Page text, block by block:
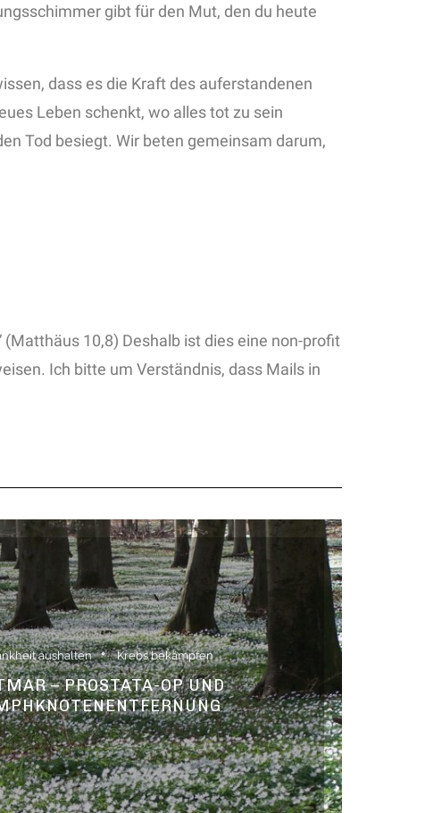
gibt für den Mut, den du heute
dass es die Kraft des auferstandenen
Leben schenkt, wo alles tot zu sein
Tod besiegt. Wir beten gemeinsam darum,
10,8) Deshalb ist dies eine non-profit
Ich bitte um Verständnis, dass Mails in
aushalten Krebs bekämpfen
– PROSTATA-OP UND